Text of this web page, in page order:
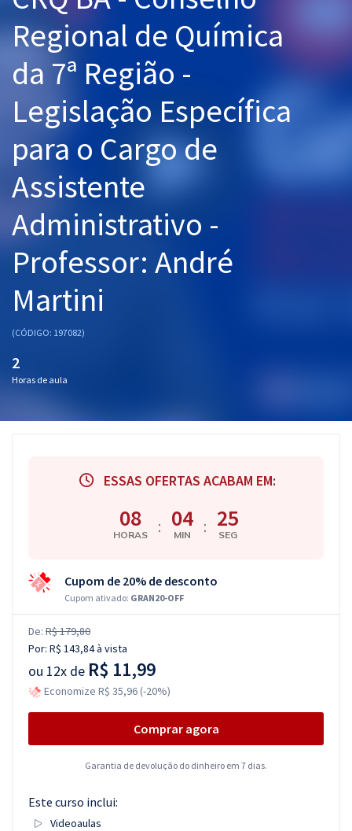
Graduação
Mentorias
Questões grátis
Conteúdo gratuito
Blog
Aprovados
Atendimento
Regional de Química
da 7ª Região -
Legislação Específica
para o Cargo de
Assistente
Administrativo -
Professor: André
Martini
(CÓDIGO: 197082)
2
Horas de aula
ESSAS OFERTAS ACABAM EM:
08
HORAS : 04
MIN : 24
SEG
Cupom de 20% de desconto
Cupom ativado: GRAN20-OFF
De: R$ 179,80
Por: R$ 143,84à vista
ou 12x de R$ 11,99
Economize R$ 35,96 (-20%)
Comprar agora
Garantia de devolução do dinheiro em 7 dias.
Este curso inclui:
Videoaulas